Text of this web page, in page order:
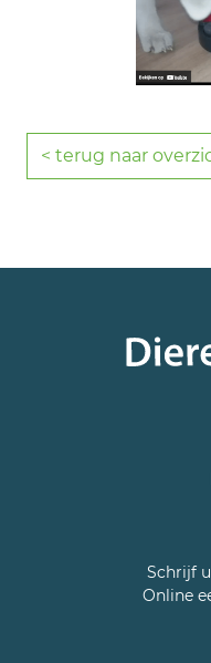
< terug naar
Schrijf
Online